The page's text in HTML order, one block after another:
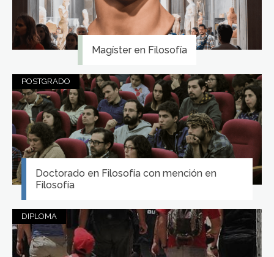
Magíster en Filosofía
Doctorado en Filosofía con mención en
Filosofía
POSTGRADO
DIPLOMA